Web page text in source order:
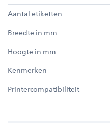
Aantal etiketten
Breedte in mm
Hoogte in mm
Kenmerken
Printercompatibiliteit